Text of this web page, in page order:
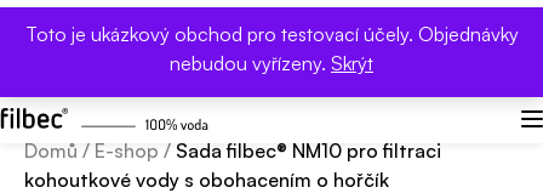
Toto je ukázkový obchod pro testovací účely. Objednávky
nebudou vyřízeny. Skrýt
SLEVA 10 % s kódem DZ26- Den Země. Méně
plastového odpadu s filtrem filbec.
Domů / E-shop / Sada filbec® NM10 pro filtraci
kohoutkové vody s obohacením o hořčík